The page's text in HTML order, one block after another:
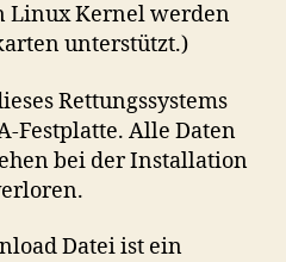
Linux Kernel werden
unterstützt.)
Rettungssystems
Festplatte. Alle Daten
bei der Installation
Datei ist ein